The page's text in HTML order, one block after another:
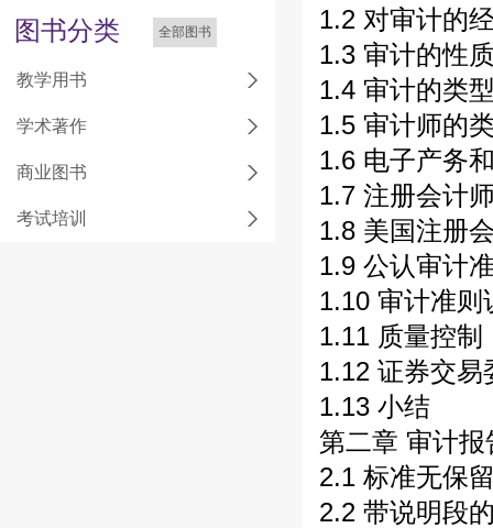
图书分类 全部图书
教学用书
学术著作
商业图书
考试培训
1.2 对审计的
1.3 审计的性
1.4 审计的类
1.5 审计师的
1.6 电子产务
1.7 注册会计
1.8 美国注册
1.9 公认审计
1.10 审计准则
1.11 质量控制
1.12 证券交易
1.13 小结
第二章 审计报
2.1 标准无保
2.2 带说明段